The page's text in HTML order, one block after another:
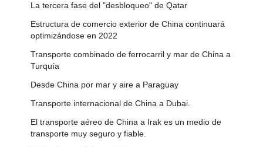
La tercera fase del "desbloqueo" de Qatar
Estructura de comercio exterior de China continuará
optimizándose en 2022
Transporte combinado de ferrocarril y mar de China a
Turquía
Desde China por mar y aire a Paraguay
Transporte internacional de China a Dubai.
El transporte aéreo de China a Irak es un medio de
transporte muy seguro y fiable.